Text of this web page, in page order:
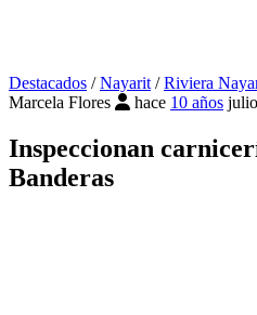
Destacados /Nayarit/Riviera
Marcela Flores
hace 10 años
Inspeccionan
Banderas